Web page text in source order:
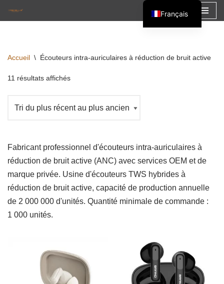
contenu
Accueil \ Écouteurs intra-auriculaires à réduction de bruit active
11 résultats affichés
Fabricant professionnel d'écouteurs intra-auriculaires à
réduction de bruit active (ANC) avec services OEM et de
marque privée. Usine d'écouteurs TWS hybrides à
réduction de bruit active, capacité de production annuelle
de 2 000 000 d'unités. Quantité minimale de commande :
1 000 unités.
Français
English